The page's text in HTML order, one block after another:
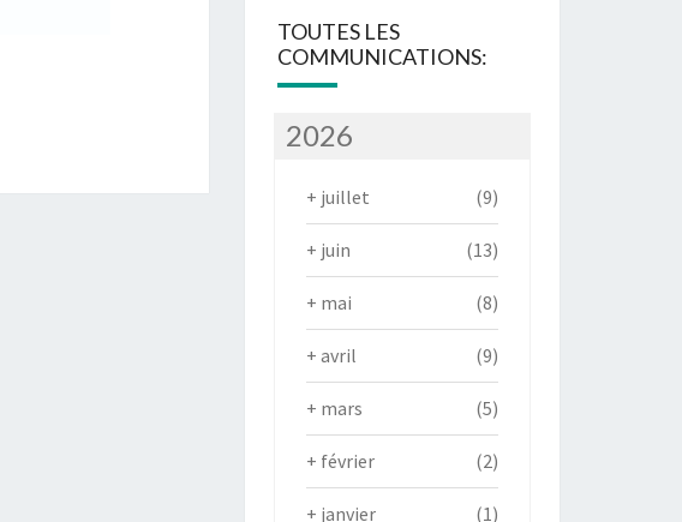
TOUTES LES
COMMUNICATIONS:
2026
+ juillet (9)
+ juin (13)
+ mai (8)
+ avril (9)
+ mars (5)
+ février (2)
+ janvier (1)